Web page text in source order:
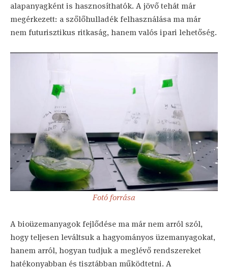
alapanyagként is hasznosíthatók. A jövő tehát már
megérkezett: a szőlőhulladék felhasználása ma már
nem futurisztikus ritkaság, hanem valós ipari lehetőség.
Fotó forrása
A bioüzemanyagok fejlődése ma már nem arról szól,
hogy teljesen leváltsuk a hagyományos üzemanyagokat,
hanem arról, hogyan tudjuk a meglévő rendszereket
hatékonyabban és tisztábban működtetni. A